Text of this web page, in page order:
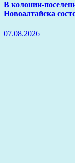
В колонии-
Новоалтайска
07.08.2026